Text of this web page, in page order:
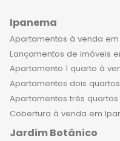
Ipanema
Apartamentos à venda
Lançamentos de imóveis
Apartamento 1 quarto à
Apartamentos dois
Apartamentos três
Cobertura à venda em
Jardim Botânico